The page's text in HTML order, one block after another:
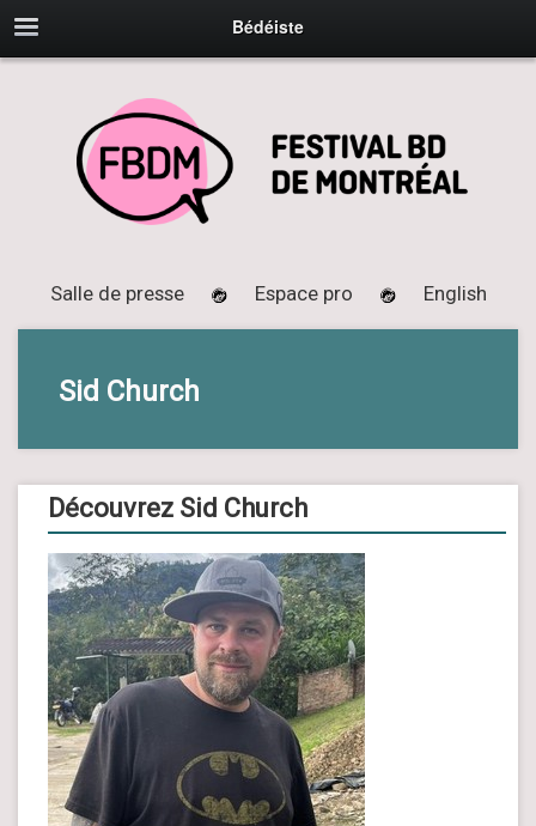
Bédéiste
Salle de presse Espace pro English
Sid Church
Découvrez Sid Church